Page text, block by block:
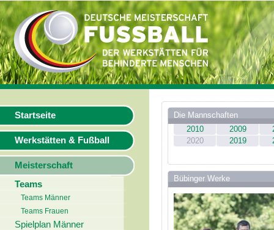
Startseite
Werkstätten & Fußball
Meisterschaft
Teams
Teams Männer
Teams Frauen
Spielplan Männer
Die Mannschaften
2010
2009
2020
2019
Bübinger Werke